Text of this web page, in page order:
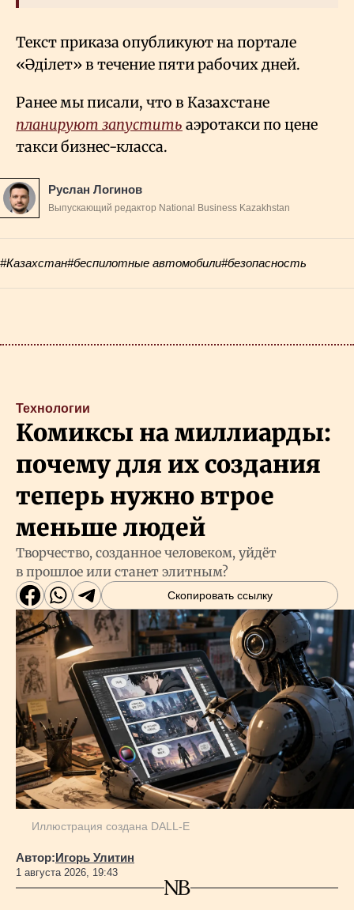
Текст приказа опубликуют на портале
«Әділет» в течение пяти рабочих дней.
Ранее мы писали, что в Казахстане
планируют запустить аэротакси по цене
такси бизнес-класса.
Руслан Логинов
Выпускающий редактор National Business Kazakhstan
#Казахстан#беспилотные автомобили#безопасность
Технологии
Комиксы на миллиарды:
почему для их создания
теперь нужно втрое
меньше людей
Творчество, созданное человеком, уйдёт
в прошлое или станет элитным?
Скопировать ссылку
Иллюстрация создана DALL-E
Автор:Игорь Улитин
1 августа 2026, 19:43